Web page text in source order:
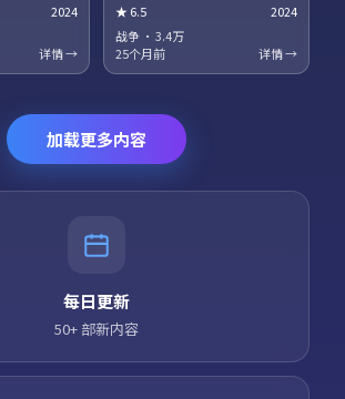
演。科幻设
讨记忆、
。高清正
持多终端流
2024
详情 →
衔主演。法庭戏与街头戏对位，
正义主题在灰色地带被重新审
视。高清正版资源同步更新，支
持多终端流畅播放。
★6.5
2024
战争 · 3.4万
25个月前
详情 →
加载更多内容
每日更新
50+ 部新内容